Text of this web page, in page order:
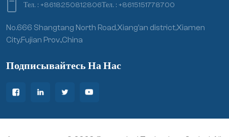
Тел. :+8618250812806Тел. :+8615151778700
No.666 Shangtang North Road,Xiang’an district,Xiamen
City,Fujian Prov.,China
Подписывайтесь На Нас